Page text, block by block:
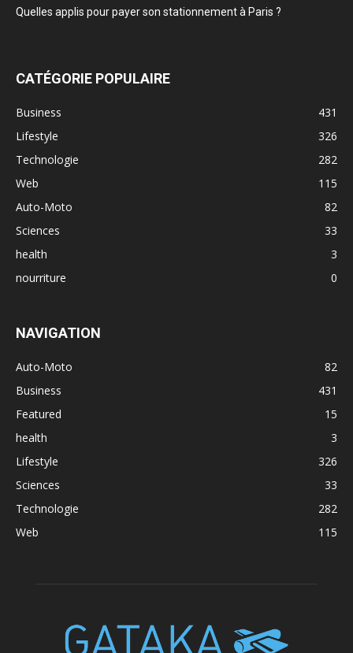
Quelles applis pour payer son stationnement à Paris ?
CATÉGORIE POPULAIRE
Business
431
Lifestyle
326
Technologie
282
Web
115
Auto-Moto
82
Sciences
33
health
3
nourriture
0
NAVIGATION
Auto-Moto
82
Business
431
Featured
15
health
3
Lifestyle
326
Sciences
33
Technologie
282
Web
115